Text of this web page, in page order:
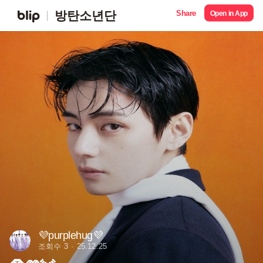
방탄소년단 Share Open in App
💜purplehug💜
조회수 3 25.12.25